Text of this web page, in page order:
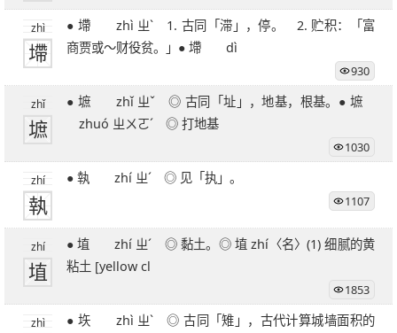
zhì
墆
● 墆 zhì ㄓˋ 1. 古同「滞」，停。 2. 贮积：「富
商贾或～财役贫。」● 墆 dì
930
zhǐ
墌
● 墌 zhǐ ㄓˇ ◎ 古同「址」，地基，根基。● 墌
zhuó ㄓㄨㄛˊ ◎ 打地基
1030
zhí
執
● 執 zhí ㄓˊ ◎ 见「执」。
1107
zhí
埴
● 埴 zhí ㄓˊ ◎ 黏土。◎ 埴 zhí〈名〉(1) 细腻的黄
粘土 [yellow cl
1853
zhì
● 垁 zhì ㄓˋ ◎ 古同「雉」，古代计算城墙面积的